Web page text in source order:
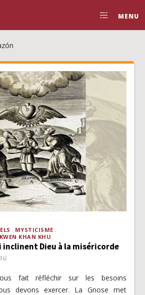
MENU
MYSTICISME
KHAN KHU
inclinent Dieu à la miséricorde
fait réfléchir sur les besoins
devons exercer. La Gnose met